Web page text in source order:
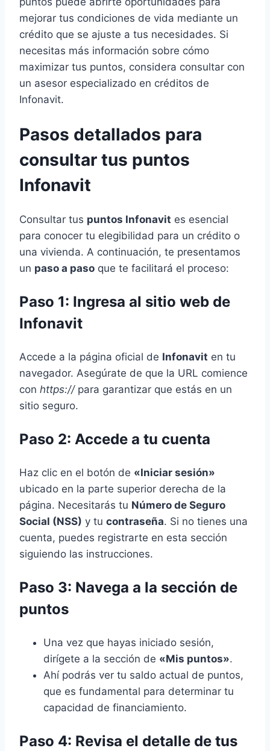
mejorar tus condiciones de vida mediante un
crédito que se ajuste a tus necesidades. Si
necesitas más información sobre cómo
maximizar tus puntos, considera consultar con
un asesor especializado en créditos de
Infonavit.
Pasos detallados para
consultar tus puntos
Infonavit
Consultar tus puntos Infonavit es esencial
para conocer tu elegibilidad para un crédito o
una vivienda. A continuación, te presentamos
un paso a paso que te facilitará el proceso:
Paso 1: Ingresa al sitio web de
Infonavit
Accede a la página oficial de Infonavit en tu
navegador. Asegúrate de que la URL comience
con https://para garantizar que estás en un
sitio seguro.
Paso 2: Accede a tu cuenta
Haz clic en el botón de «Iniciar sesión»
ubicado en la parte superior derecha de la
página. Necesitarás tu Número de Seguro
Social (NSS) y tu contraseña. Si no tienes una
cuenta, puedes registrarte en esta sección
siguiendo las instrucciones.
Paso 3: Navega a la sección de
puntos
Una vez que hayas iniciado sesión,
dirígete a la sección de «Mis puntos».
Ahí podrás ver tu saldo actual de puntos,
que es fundamental para determinar tu
capacidad de financiamiento.
Paso 4: Revisa el detalle de tus